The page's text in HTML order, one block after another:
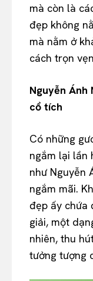
mà còn là
đẹp không
mà nằm ở
cách trọn
Nguyễn Ánh
cổ tích
Có những
ngắm lại lần
như Nguyễn
ngắm mãi.
đẹp ấy chứa
giải, một
nhiên, thu
tưởng tượng